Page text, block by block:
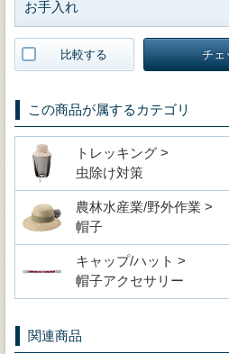
お手入れ
比較する チェ
この商品が属するカテゴリ
トレッキング >
虫除け対策
農林水産業/野外作業 >
帽子
キャップ/ハット >
帽子アクセサリー
関連商品